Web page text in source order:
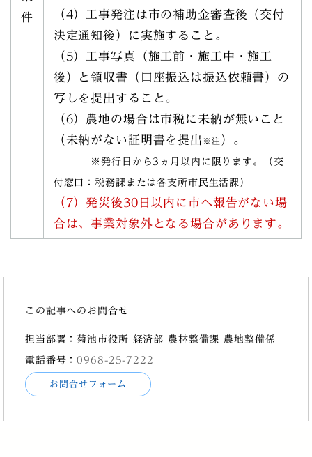
件
（4）工事発注は市の補助金審査後（交付
決定通知後）に実施すること。
（5）工事写真（施工前・施工中・施工
後）と領収書（口座振込は振込依頼書）の
写しを提出すること。
（6）農地の場合は市税に未納が無いこと
（未納がない証明書を提出 ※注 ）。
※発行日から3ヵ月以内に限ります。（交
付窓口：税務課または各支所市民生活課）
（7）発災後30日以内に市へ報告がない場
合は、事業対象外となる場合があります。
この記事へのお問合せ
担当部署：菊池市役所 経済部 農林整備課 農地整備係
電話番号：0968-25-7222
お問合せフォーム